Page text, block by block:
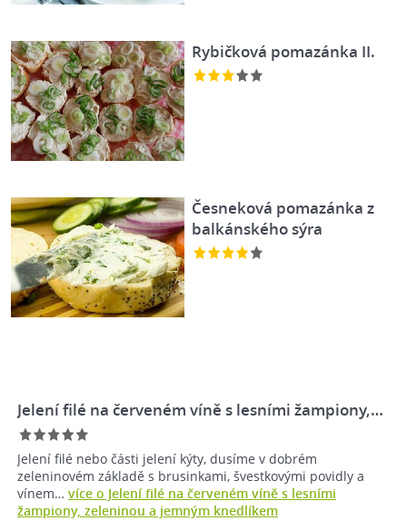
Rybičková pomazánka II.
Česneková pomazánka z
balkánského sýra
Jelení filé na červeném víně s lesními žampiony,…
Jelení filé nebo části jelení kýty, dusíme v dobrém
zeleninovém základě s brusinkami, švestkovými povidly a
vínem… více o Jelení filé na červeném víně s lesními
žampiony, zeleninou a jemným knedlíkem